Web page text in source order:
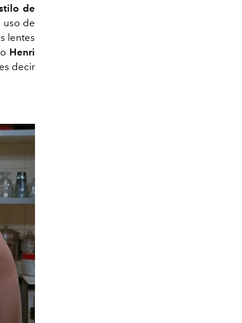
de
uso de
lentes
Henri
decir